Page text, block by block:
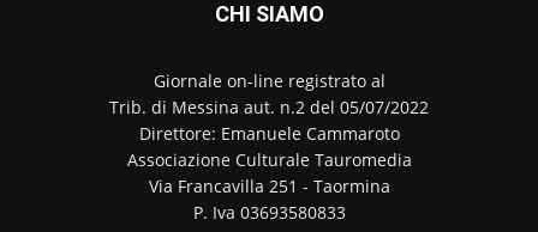
CHI SIAMO
Giornale on-line registrato al
Trib. di Messina aut. n.2 del 05/07/2022
Direttore: Emanuele Cammaroto
Associazione Culturale Tauromedia
Via Francavilla 251 - Taormina
P. Iva 03693580833